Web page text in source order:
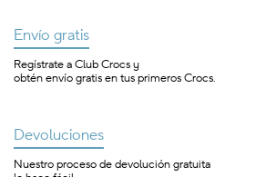
Envío gratis
Regístrate a Club Crocs y
obtén envío gratis en tus primeros Crocs.
Devoluciones
Nuestro proceso de devolución gratuita